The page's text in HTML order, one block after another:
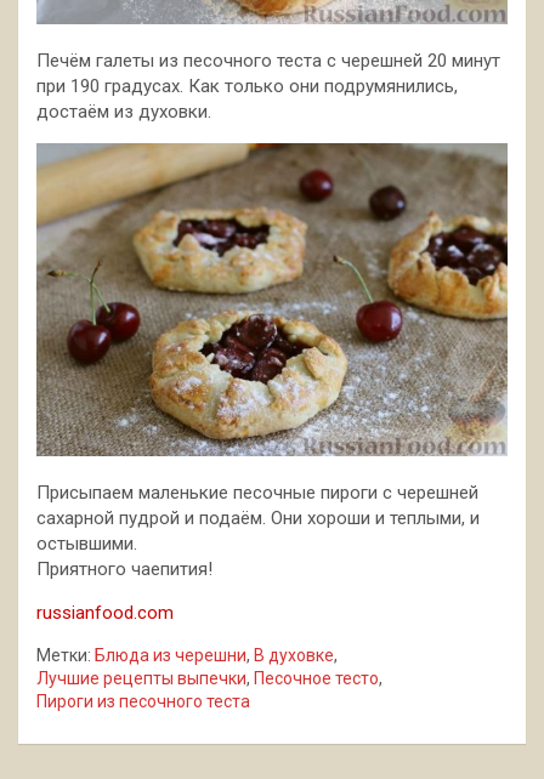
Печём галеты из песочного теста с черешней 20 минут
при 190 градусах. Как только они подрумянились,
достаём из духовки.
Присыпаем маленькие песочные пироги с черешней
сахарной пудрой и подаём. Они хороши и теплыми, и
остывшими.
Приятного чаепития!
russianfood.com
Метки: Блюда из черешни, В духовке,
Лучшие рецепты выпечки, Песочное тесто,
Пироги из песочного теста